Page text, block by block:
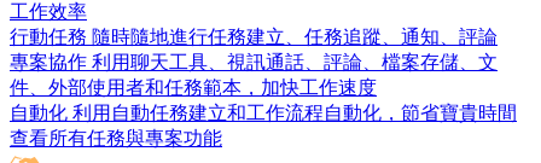
工作效率
行動任務 隨時隨地進行任務建立、任務追蹤、通知、評論
專案協作 利用聊天工具、視訊通話、評論、檔案存儲、文
件、外部使用者和任務範本，加快工作速度
自動化 利用自動任務建立和工作流程自動化，節省寶貴時間
查看所有任務與專案功能